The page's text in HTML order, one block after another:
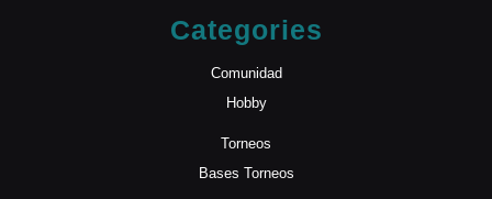
Categories
Comunidad
Hobby
Torneos
Bases Torneos